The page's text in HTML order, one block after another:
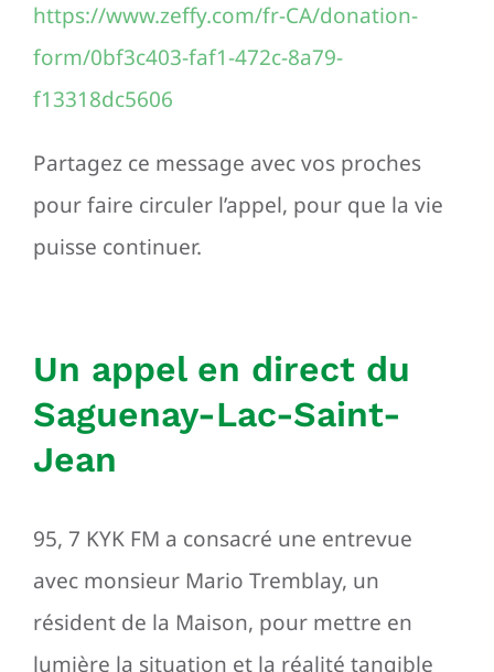
https://www.zeffy.com/fr-CA/donation-
form/0bf3c403-faf1-472c-8a79-
f13318dc5606
Partagez ce message avec vos proches
pour faire circuler l’appel, pour que la vie
puisse continuer.
Un appel en direct du
Saguenay-Lac-Saint-
Jean
95, 7 KYK FM a consacré une entrevue
avec monsieur Mario Tremblay, un
résident de la Maison, pour mettre en
lumière la situation et la réalité tangible